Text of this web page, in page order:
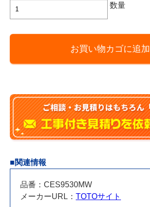
数量
TOTO
ネ
ス
ト
RS(RS3)
CES9530MW
水
心
305
お買い物カゴに追加
■関連情報
品番：CES9530MW
メーカーURL： TOTOサイト